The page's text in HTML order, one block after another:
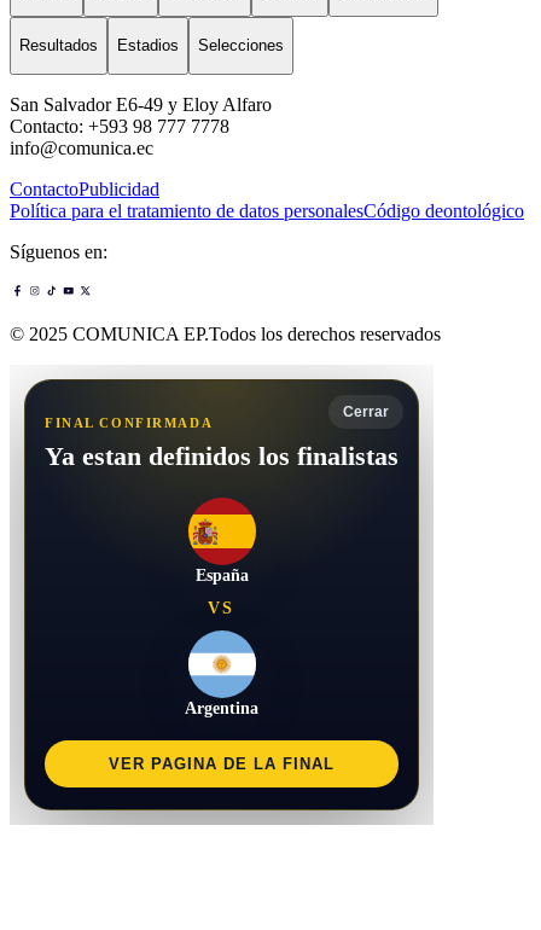
Resultados Estadios Selecciones
San Salvador E6-49 y Eloy Alfaro
Contacto: +593 98 777 7778
info@comunica.ec
ContactoPublicidad
Política para el tratamiento de datos personalesCódigo deontológico
Síguenos en:
© 2025 COMUNICA EP.Todos los derechos reservados
Cerrar
FINAL CONFIRMADA
Ya estan definidos los finalistas
España
VS
Argentina
VER PAGINA DE LA FINAL